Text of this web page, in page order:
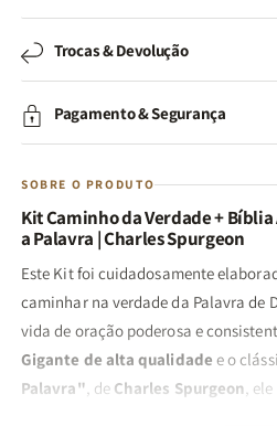
Trocas & Devolução
Pagamento & Segurança
SOBRE O PRODUTO
Kit Caminho da Verdade + Bíblia
a Palavra | Charles Spurgeon
Este Kit foi cuidadosamente
caminhar na verdade da Palavra de
vida de oração poderosa e
Gigante de alta qualidade e o
Palavra" , de Charles Spurgeon ,